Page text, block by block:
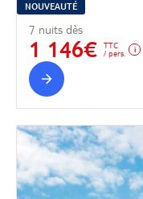
NOUVEAUTÉ
7 nuits dès
1 146€
TTC
/ pers.